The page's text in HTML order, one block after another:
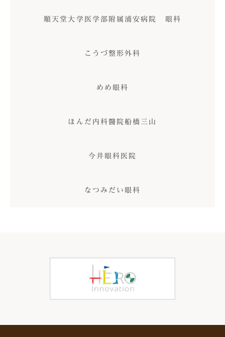
順天堂大学医学部附属浦安病院 眼科
こうづ整形外科
めめ眼科
ほんだ内科醫院船橋三山
今井眼科医院
なつみだい眼科